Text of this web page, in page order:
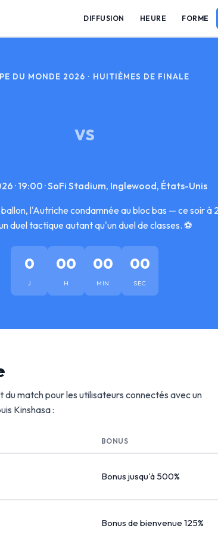
DIFFUSION HEURE FORME
DU MONDE 2026 · HUITIÈMES DE FINALE
VS
· 19:00 · SoFi Stadium, Inglewood, États-Unis
l'Autriche condamnée au bloc bas — ce soir à
duel tactique autant qu'un duel de classes. ⚽
0
J
00
H
00
MIN
00
SEC
match pour les utilisateurs connectés avec un
Kinshasa :
BONUS
Bonus jusqu'à 500%
Bonus de bienvenue 125%